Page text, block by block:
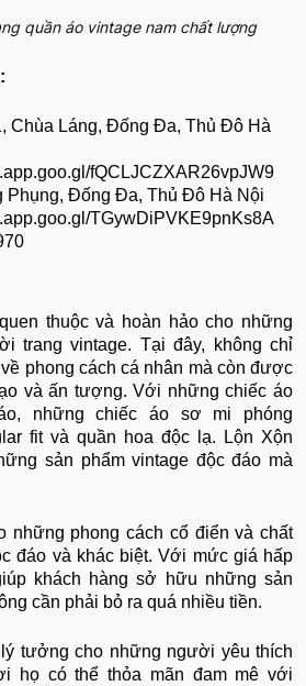
quần áo vintage nam chất lượng
Chùa Láng, Đống Đa, Thủ Đô Hà
fQCLJCZXAR26vpJW9
Phụng, Đống Đa, Thủ Đô Hà Nội
TGywDiPVKE9pnKs8A
thuộc và hoàn hảo cho những
trang vintage. Tại đây, không chỉ
phong cách cá nhân mà còn được
và ấn tượng. Với những chiếc áo
những chiếc áo sơ mi phóng
fit và quần hoa độc lạ. Lộn Xộn
sản phẩm vintage độc đáo mà
những phong cách cổ điển và chất
đáo và khác biệt. Với mức giá hấp
khách hàng sở hữu những sản
cần phải bỏ ra quá nhiều tiền.
tưởng cho những người yêu thích
họ có thể thỏa mãn đam mê với